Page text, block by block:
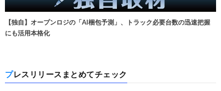
【独自】オープンロジの「AI梱包予測」、トラック必要台数の迅速把握
にも活用本格化
プレスリリースまとめてチェック